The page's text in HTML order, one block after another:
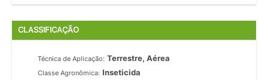
CLASSIFICAÇÃO
Técnica de Aplicação: Terrestre, Aérea
Classe Agronômica: Inseticida